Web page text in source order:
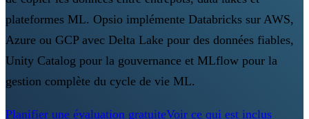
plateformes ML. Opsio implémente Databricks sur AWS,
Azure ou GCP avec Delta Lake pour des données fiables,
Unity Catalog pour la gouvernance et MLflow pour la
gestion complète du cycle de vie ML.
Planifier une évaluation gratuiteVoir ce qui est inclus